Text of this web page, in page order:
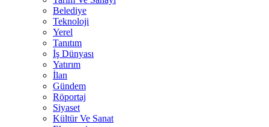
Belediye
Teknoloji
Yerel
Tanıtım
İş Dünyası
Yatırım
İlan
Gündem
Röportaj
Siyaset
Kültür Ve Sanat